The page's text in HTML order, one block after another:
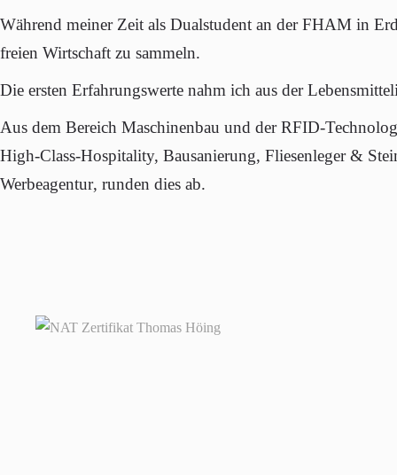
Während meiner Zeit als Dualstudent an der FHAM in
freien Wirtschaft zu sammeln.
Die ersten Erfahrungswerte nahm ich aus der
Aus dem Bereich Maschinenbau und derRFID-
High-Class-Hospitality, Bausanierung, Fliesenleger &
Werbeagentur, runden dies ab.